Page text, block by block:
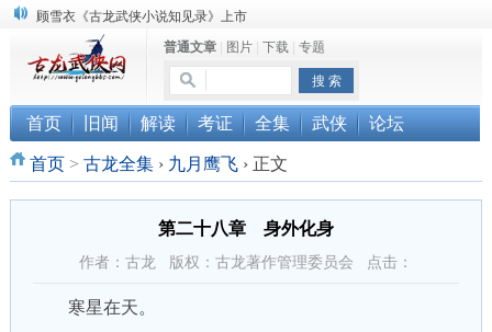
顾雪衣《古龙武侠小说知见录》上市
“武侠书库”查缺补漏活动圆满结束
《古龙小说原貌探究》修订版已上市
普通文章| 图片| 下载| 专题
首页 旧闻 解读 考证 全集 武侠 论坛
首页> 古龙全集 › 九月鹰飞 ›正文
第二十八章 身外化身
作者：古龙 版权：古龙著作管理委员会 点击：
寒星在天。